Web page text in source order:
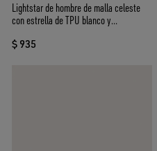
Lightstar de hombre de malla celeste
con estrella de TPU blanco y
$ 935